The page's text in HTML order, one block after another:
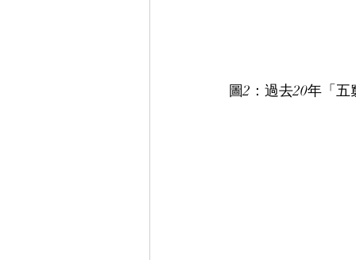
圖2：過去20年「